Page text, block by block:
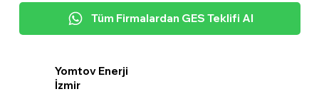
Tüm Firmalardan GES Teklifi Al
Yomtov Enerji
İzmir